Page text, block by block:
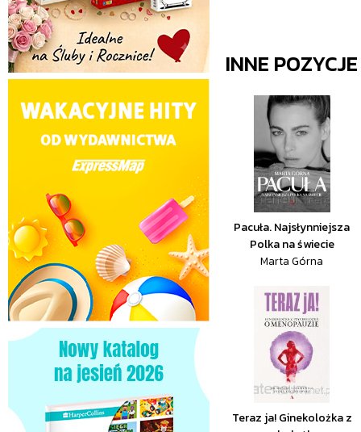
INNE
Pacuła. Najsłynniejsza
Polka na świecie
Marta Górna
Teraz ja! Ginekolożka z